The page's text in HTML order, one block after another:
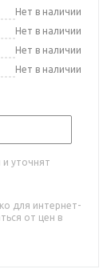
Нет в наличии
Нет в наличии
Нет в наличии
Нет в наличии
уточнят
для интернет-
от цен в